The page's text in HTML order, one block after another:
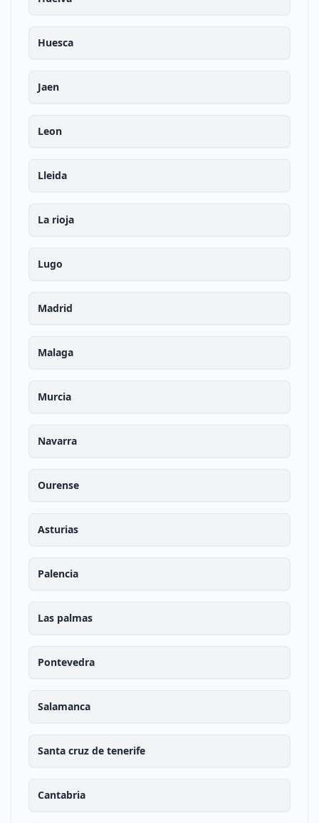
Huesca
Jaen
Leon
Lleida
La rioja
Lugo
Madrid
Malaga
Murcia
Navarra
Ourense
Asturias
Palencia
Las palmas
Pontevedra
Salamanca
Santa cruz de tenerife
Cantabria